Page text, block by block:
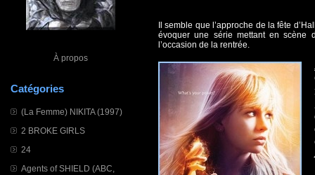
À propos
Catégories
(La Femme) NIKITA (1997)
2 BROKE GIRLS
24
Agents of SHIELD (ABC,
Il semble que l’approche de la fête
évoquer une série mettant en scène
l’occasion de la rentrée.